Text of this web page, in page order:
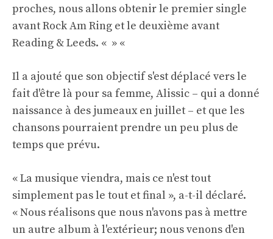
proches, nous allons obtenir le premier single
avant Rock Am Ring et le deuxième avant
Reading & Leeds. « » «
Il a ajouté que son objectif s'est déplacé vers le
fait d'être là pour sa femme, Alissic – qui a donné
naissance à des jumeaux en juillet – et que les
chansons pourraient prendre un peu plus de
temps que prévu.
« La musique viendra, mais ce n'est tout
simplement pas le tout et final », a-t-il déclaré.
« Nous réalisons que nous n'avons pas à mettre
un autre album à l'extérieur; nous venons d'en